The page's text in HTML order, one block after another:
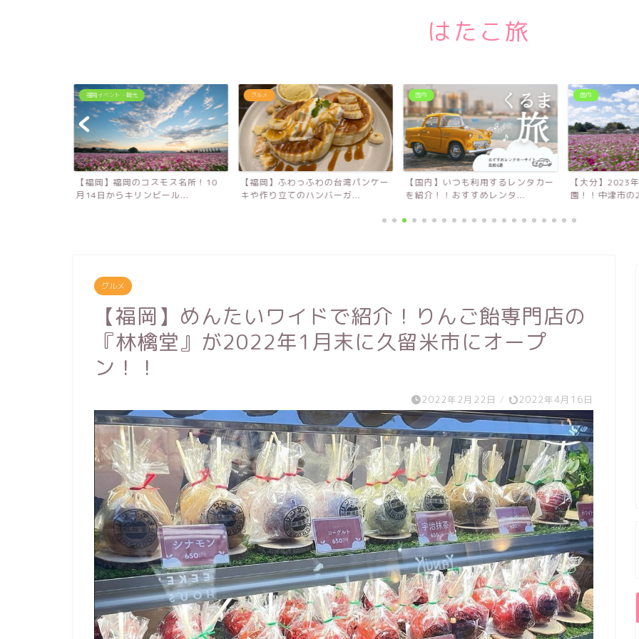
はたこ旅
福岡イベント・観光
【福岡】福岡のコスモス名所！10
月14日からキリンビール...
グルメ
【福岡】ふわっふわの台湾パンケー
キや作り立てのハンバーガ...
国内
【国内】いつも利用するレンタカー
を紹介！！おすすめレンタ...
国内
【大分】2023
園！！中津市の
グルメ
【福岡】めんたいワイドで紹介！りんご飴専門店の
『林檎堂』が2022年1月末に久留米市にオープ
ン！！
2022年2月22日 / 2022年4月16日